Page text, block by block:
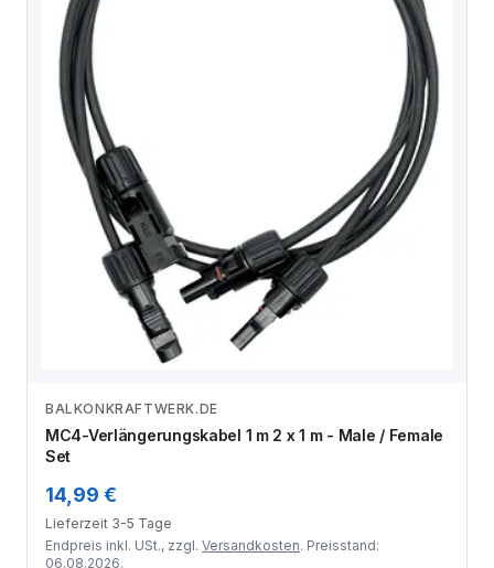
Zum Angebot
BALKONKRAFTWERK.DE
MC4-Verlängerungskabel 1 m 2 x 1 m - Male / Female
Set
14,99 €
Lieferzeit 3-5 Tage
Endpreis inkl. USt., zzgl. Versandkosten. Preisstand:
06.08.2026.